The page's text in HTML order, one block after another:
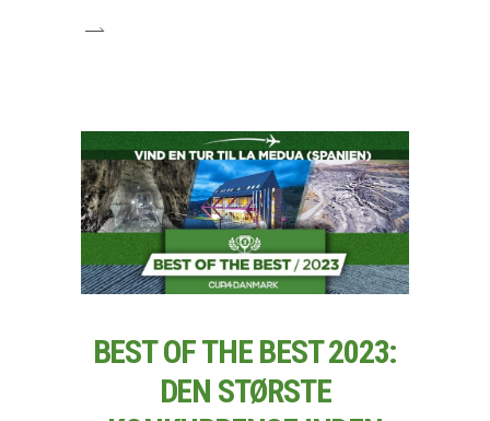
BEST OF THE BEST 2023:
DEN STØRSTE